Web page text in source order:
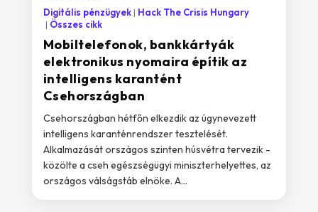
Mobiltelefonok, bankkártyák
elektronikus nyomaira építik az
intelligens karantént
Csehországban
Digitális pénzügyek
Hack The Crisis Hungary
Összes cikk
Csehországban hétfőn elkezdik az úgynevezett
intelligens karanténrendszer tesztelését.
Alkalmazását országos szinten húsvétra tervezik -
közölte a cseh egészségügyi miniszterhelyettes, az
országos válságstáb elnöke. A...